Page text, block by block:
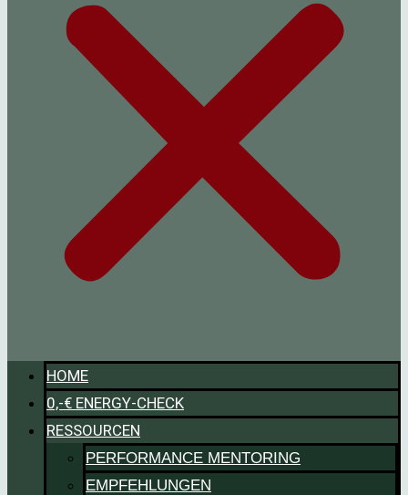
HOME
0,-€ ENERGY-CHECK
RESSOURCEN
PERFORMANCE MENTORING
EMPFEHLUNGEN